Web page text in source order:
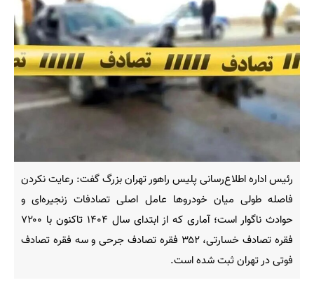
رئیس اداره اطلاع‌رسانی پلیس راهور تهران بزرگ گفت: رعایت نکردن
فاصله طولی میان خودروها عامل اصلی تصادفات زنجیره‌ای و
حوادث ناگوار است؛ آماری که از ابتدای سال ۱۴۰۴ تاکنون با ۷۲۰۰
فقره تصادف خسارتی، ۳۵۲ فقره تصادف جرحی و سه فقره تصادف
فوتی در تهران ثبت شده است.